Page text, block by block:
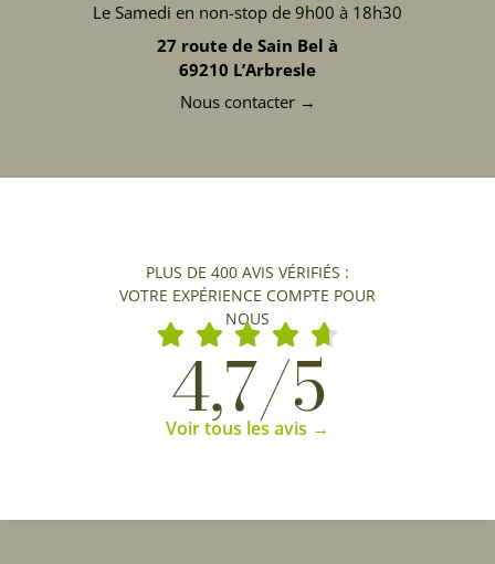
Le Samedi en non-stop de 9h00 à 18h30
27 route de Sain Bel à
69210 L’Arbresle
Nous contacter →
PLUS DE 400 AVIS VÉRIFIÉS :
VOTRE EXPÉRIENCE COMPTE POUR
NOUS
4,7/5
Voir tous les avis →